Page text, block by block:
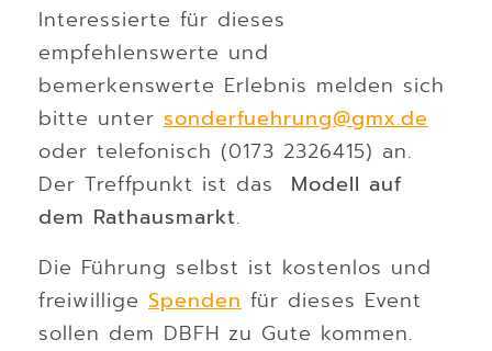
Interessierte für dieses
empfehlenswerte und
bemerkenswerte Erlebnis melden sich
bitte unter sonderfuehrung@gmx.de
oder telefonisch (0173 2326415) an.
Der Treffpunkt ist das
Modell auf
dem Rathausmarkt.
Die Führung selbst ist kostenlos und
freiwillige Spenden für dieses Event
sollen dem DBFH zu Gute kommen.